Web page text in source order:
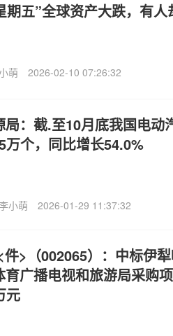
期五”全球资产大跌，有人
萌 2026-02-10 07:26:32
局：截.至10月底我国电动
万个，同比增长54.0%
李小萌 2026-01-29 11:37:32
>（002065）：中标伊
育广播电视和旅游局采购
元